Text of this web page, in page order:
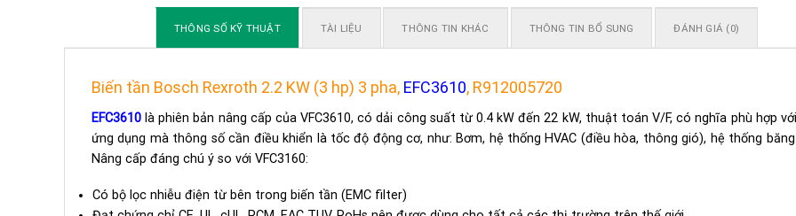
THÔNG SỐ KỸ THUẬT TÀI LIỆU THÔNG TIN KHÁC THÔNG TIN BỔ SUNG ĐÁNH GIÁ (0)
Biến tần Bosch Rexroth 2.2 KW (3 hp) 3 pha, EFC3610, R912005720
EFC3610 là phiên bản nâng cấp của VFC3610, có dải công suất từ 0.4 kW đến 22 kW, thuật toán V/F, có nghĩa phù hợp
ứng dụng mà thông số cần điều khiển là tốc độ động cơ, như: Bơm, hệ thống HVAC (điều hòa, thông gió), hệ thống
Nâng cấp đáng chú ý so với VFC3160:
Có bộ lọc nhiễu điện từ bên trong biến tần (EMC filter)